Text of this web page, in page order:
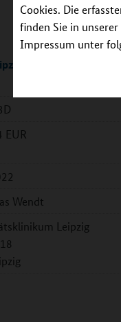
Cookies. Die
finden Sie in unserer
Impressum unter
EUR
Wendt
Leipzig